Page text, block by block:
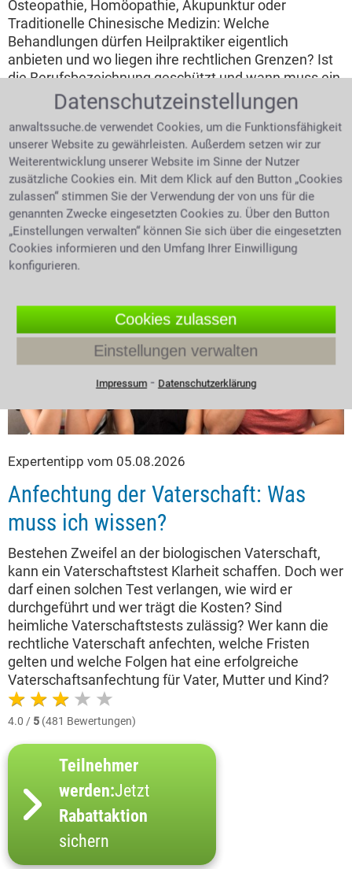
Osteopathie, Homöopathie, Akupunktur oder
Traditionelle Chinesische Medizin: Welche
Behandlungen dürfen Heilpraktiker eigentlich
anbieten und wo liegen ihre rechtlichen Grenzen? Ist
die Berufsbezeichnung geschützt und wann muss ein
Patient an einen Arzt verwiesen werden? Was gilt,
wenn eine falsche Diagnose, eine ungeeignete
Therapie oder mangelnde Aufklärung zu
gesundheitlichen Schäden führt? Und unter welchen
Voraussetzungen können Betroffene Schadensersatz
und Schmerzensgeld verlangen?
4.0 /5(694 Bewertungen)
Expertentipp vom 05.08.2026
Anfechtung der Vaterschaft: Was
muss ich wissen?
Bestehen Zweifel an der biologischen Vaterschaft,
kann ein Vaterschaftstest Klarheit schaffen. Doch wer
darf einen solchen Test verlangen, wie wird er
durchgeführt und wer trägt die Kosten? Sind
heimliche Vaterschaftstests zulässig? Wer kann die
rechtliche Vaterschaft anfechten, welche Fristen
gelten und welche Folgen hat eine erfolgreiche
Vaterschaftsanfechtung für Vater, Mutter und Kind?
4.0 / 5 (481 Bewertungen)
Teilnehmer
werden:Jetzt
Rabattaktion
sichern
Datenschutzeinstellungen
anwaltssuche.de verwendet Cookies, um die Funktionsfähigkeit
unserer Website zu gewährleisten. Außerdem setzen wir zur
Weiterentwicklung unserer Website im Sinne der Nutzer
zusätzliche Cookies ein. Mit dem Klick auf den Button „Cookies
zulassen“ stimmen Sie der Verwendung der von uns für die
genannten Zwecke eingesetzten Cookies zu. Über den Button
„Einstellungen verwalten“ können Sie sich über die eingesetzten
Cookies informieren und den Umfang Ihrer Einwilligung
konfigurieren.
Cookies zulassen
Einstellungen verwalten
Impressum⁃ Datenschutzerklärung